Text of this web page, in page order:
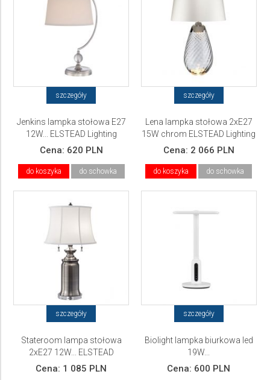
szczegóły
Jenkins lampka stołowa E27
12W... ELSTEAD Lighting
Cena: 620 PLN
do koszyka do schowka
szczegóły
Lena lampka stołowa 2xE27
15W chrom ELSTEAD Lighting
Cena: 2 066 PLN
do koszyka do schowka
szczegóły
Stateroom lampa stołowa
2xE27 12W... ELSTEAD
Lighting
Cena: 1 085 PLN
szczegóły
Biolight lampka biurkowa led
19W...
Cena: 600 PLN